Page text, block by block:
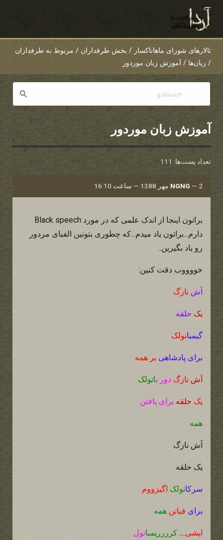
تالارهای شورای ماهاناکسار / بخش طرفداران / مربوط به طرفداران
/ زبان‌ها / آموزش زبان موردور
آموزش زبان موردور
تعداد پست‌ها: 111
NGNG — 2 مهر 1388 — ساعت 16:10
براتون اینجا از اندک علمی که در مورد Black speech
دارم...براتون یاد میدم...که چطوری بتونین الفبای مردور
رو یاد بگیرین..
خووووب دقت کنین:
آش نازگ
یک حلقه
گیمباتولک
برای پادشاهی بر همه
آش نازگ دور باتولک
یک حلقه برای یافتن
همه
آش نازگ
یک حلقه
سرکاتولک اگبزووم
برای فیاتن همه
ایشی.... کرررریمباتول